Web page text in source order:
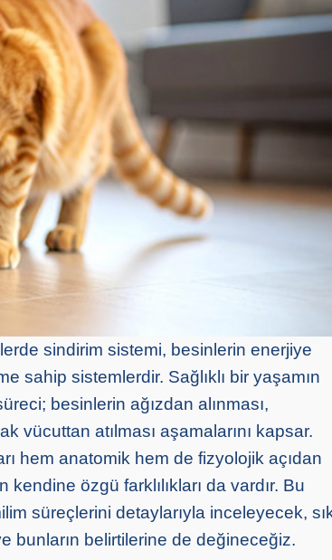
sindirim sistemi, besinlerin enerjiye
sahip sistemlerdir. Sağlıklı bir yaşamın
besinlerin ağızdan alınması,
vücuttan atılması aşamalarını kapsar.
hem anatomik hem de fizyolojik açıdan
özgü farklılıkları da vardır. Bu
süreçlerini detaylarıyla inceleyecek,
bunların belirtilerine de değineceğiz.